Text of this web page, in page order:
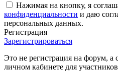
Нажимая на кнопку, я
конфиденциальности и даю
персональных данных.
Регистрация
Зарегистрироваться
Это не регистрация на форум, а
личном кабинете для